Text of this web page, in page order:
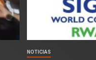
NOTICIAS